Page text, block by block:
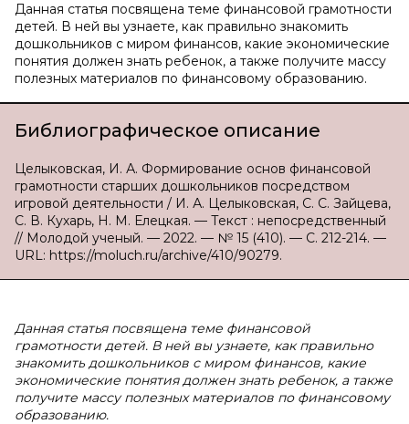
Данная статья посвящена теме финансовой грамотности
детей. В ней вы узнаете, как правильно знакомить
дошкольников с миром финансов, какие экономические
понятия должен знать ребенок, а также получите массу
полезных материалов по финансовому образованию.
Библиографическое описание
Целыковская, И. А. Формирование основ финансовой
грамотности старших дошкольников посредством
игровой деятельности / И. А. Целыковская, С. С. Зайцева,
С. В. Кухарь, Н. М. Елецкая. — Текст : непосредственный
// Молодой ученый. — 2022. — № 15 (410). — С. 212-214. —
URL: https://moluch.ru/archive/410/90279.
Данная статья посвящена теме финансовой
грамотности детей. В ней вы узнаете, как правильно
знакомить дошкольников с миром финансов, какие
экономические понятия должен знать ребенок, а также
получите массу полезных материалов по финансовому
образованию.